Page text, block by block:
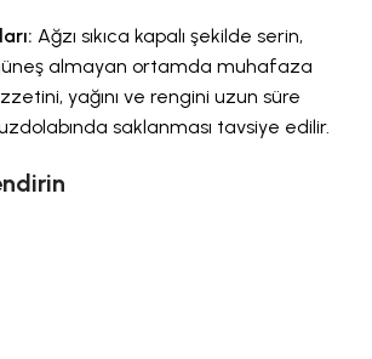
Ağzı sıkıca kapalı şekilde serin,
almayan ortamda muhafaza
yağını ve rengini uzun süre
saklanması tavsiye edilir.